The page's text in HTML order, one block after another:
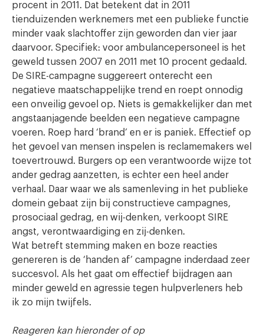
procent in 2011. Dat betekent dat in 2011
tienduizenden werknemers met een publieke functie
minder vaak slachtoffer zijn geworden dan vier jaar
daarvoor. Specifiek: voor ambulancepersoneel is het
geweld tussen 2007 en 2011 met 10 procent gedaald.
De SIRE-campagne suggereert onterecht een
negatieve maatschappelijke trend en roept onnodig
een onveilig gevoel op. Niets is gemakkelijker dan met
angstaanjagende beelden een negatieve campagne
voeren. Roep hard ‘brand’ en er is paniek. Effectief op
het gevoel van mensen inspelen is reclamemakers wel
toevertrouwd. Burgers op een verantwoorde wijze tot
ander gedrag aanzetten, is echter een heel ander
verhaal. Daar waar we als samenleving in het publieke
domein gebaat zijn bij constructieve campagnes,
prosociaal gedrag, en wij-denken, verkoopt SIRE
angst, verontwaardiging en zij-denken.
Wat betreft stemming maken en boze reacties
genereren is de ‘handen af’ campagne inderdaad zeer
succesvol. Als het gaat om effectief bijdragen aan
minder geweld en agressie tegen hulpverleners heb
ik zo mijn twijfels.
Reageren kan hieronder of op